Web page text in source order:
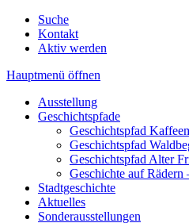
Suche
Kontakt
Aktiv werden
Hauptmenü öffnen
Ausstellung
Geschichtspfade
Geschichtspfad
Geschichtspfad
Geschichtspfad Alter
Geschichte auf
Stadtgeschichte
Aktuelles
Sonderausstellungen